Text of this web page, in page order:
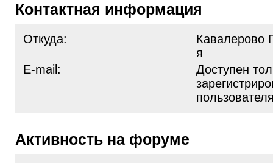
Контактная информация
Откуда:
Кавалерово
я
E-mail:
Доступен
Активность на форуме